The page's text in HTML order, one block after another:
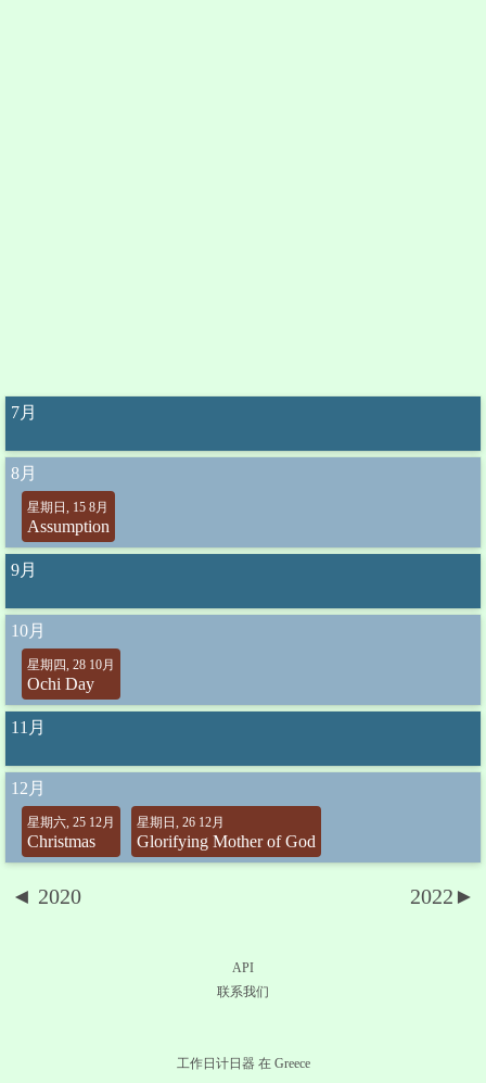
7月
8月
星期日, 15 8月
Assumption
9月
10月
星期四, 28 10月
Ochi Day
11月
12月
星期六, 25 12月
Christmas
星期日, 26 12月
Glorifying Mother of God
◄ 2020 2022►
API
联系我们
工作日计日器 在 Greece